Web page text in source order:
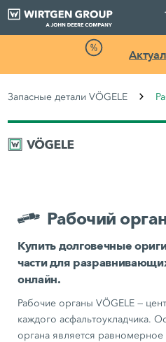
Запасные детали VÖGELE
Рабочий
Купить долговечные
части для
онлайн.
Рабочие органы VÖGELE —
каждого асфальтоукладчика.
органа является